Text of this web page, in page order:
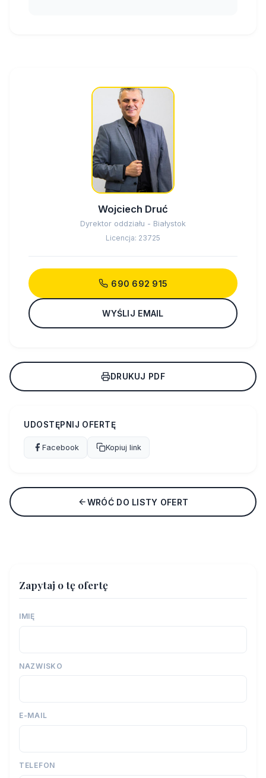
Wojciech Druć
Dyrektor oddziału - Białystok
Licencja: 23725
690 692 915
WYŚLIJ EMAIL
DRUKUJ PDF
UDOSTĘPNIJ OFERTĘ
Facebook Kopiuj link
WRÓĆ DO LISTY OFERT
Zapytaj o tę ofertę
IMIĘ
NAZWISKO
E-MAIL
TELEFON